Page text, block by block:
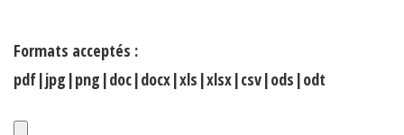
Formats acceptés :
pdf|jpg|png|doc|docx|xls|xlsx|csv|ods|odt